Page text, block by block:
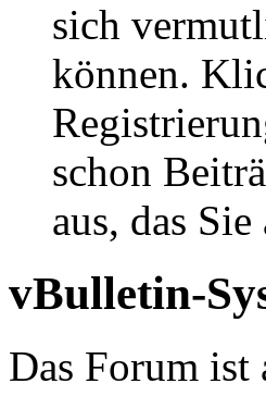
sich
können.
schon
aus, das
vBulletin-
Das Forum ist